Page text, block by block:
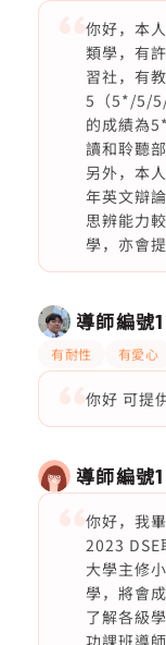
你好，本
類學，有
習社，有
5（5*/5/
的成績為
讀和聆聽
另外，本
年英文辯
思辨能力
學，亦會
導師編號
有耐性 有愛心
你好 可提
導師編號
你好，我
2023 DSE
大學主修
學，將會
了解各級
功課班導